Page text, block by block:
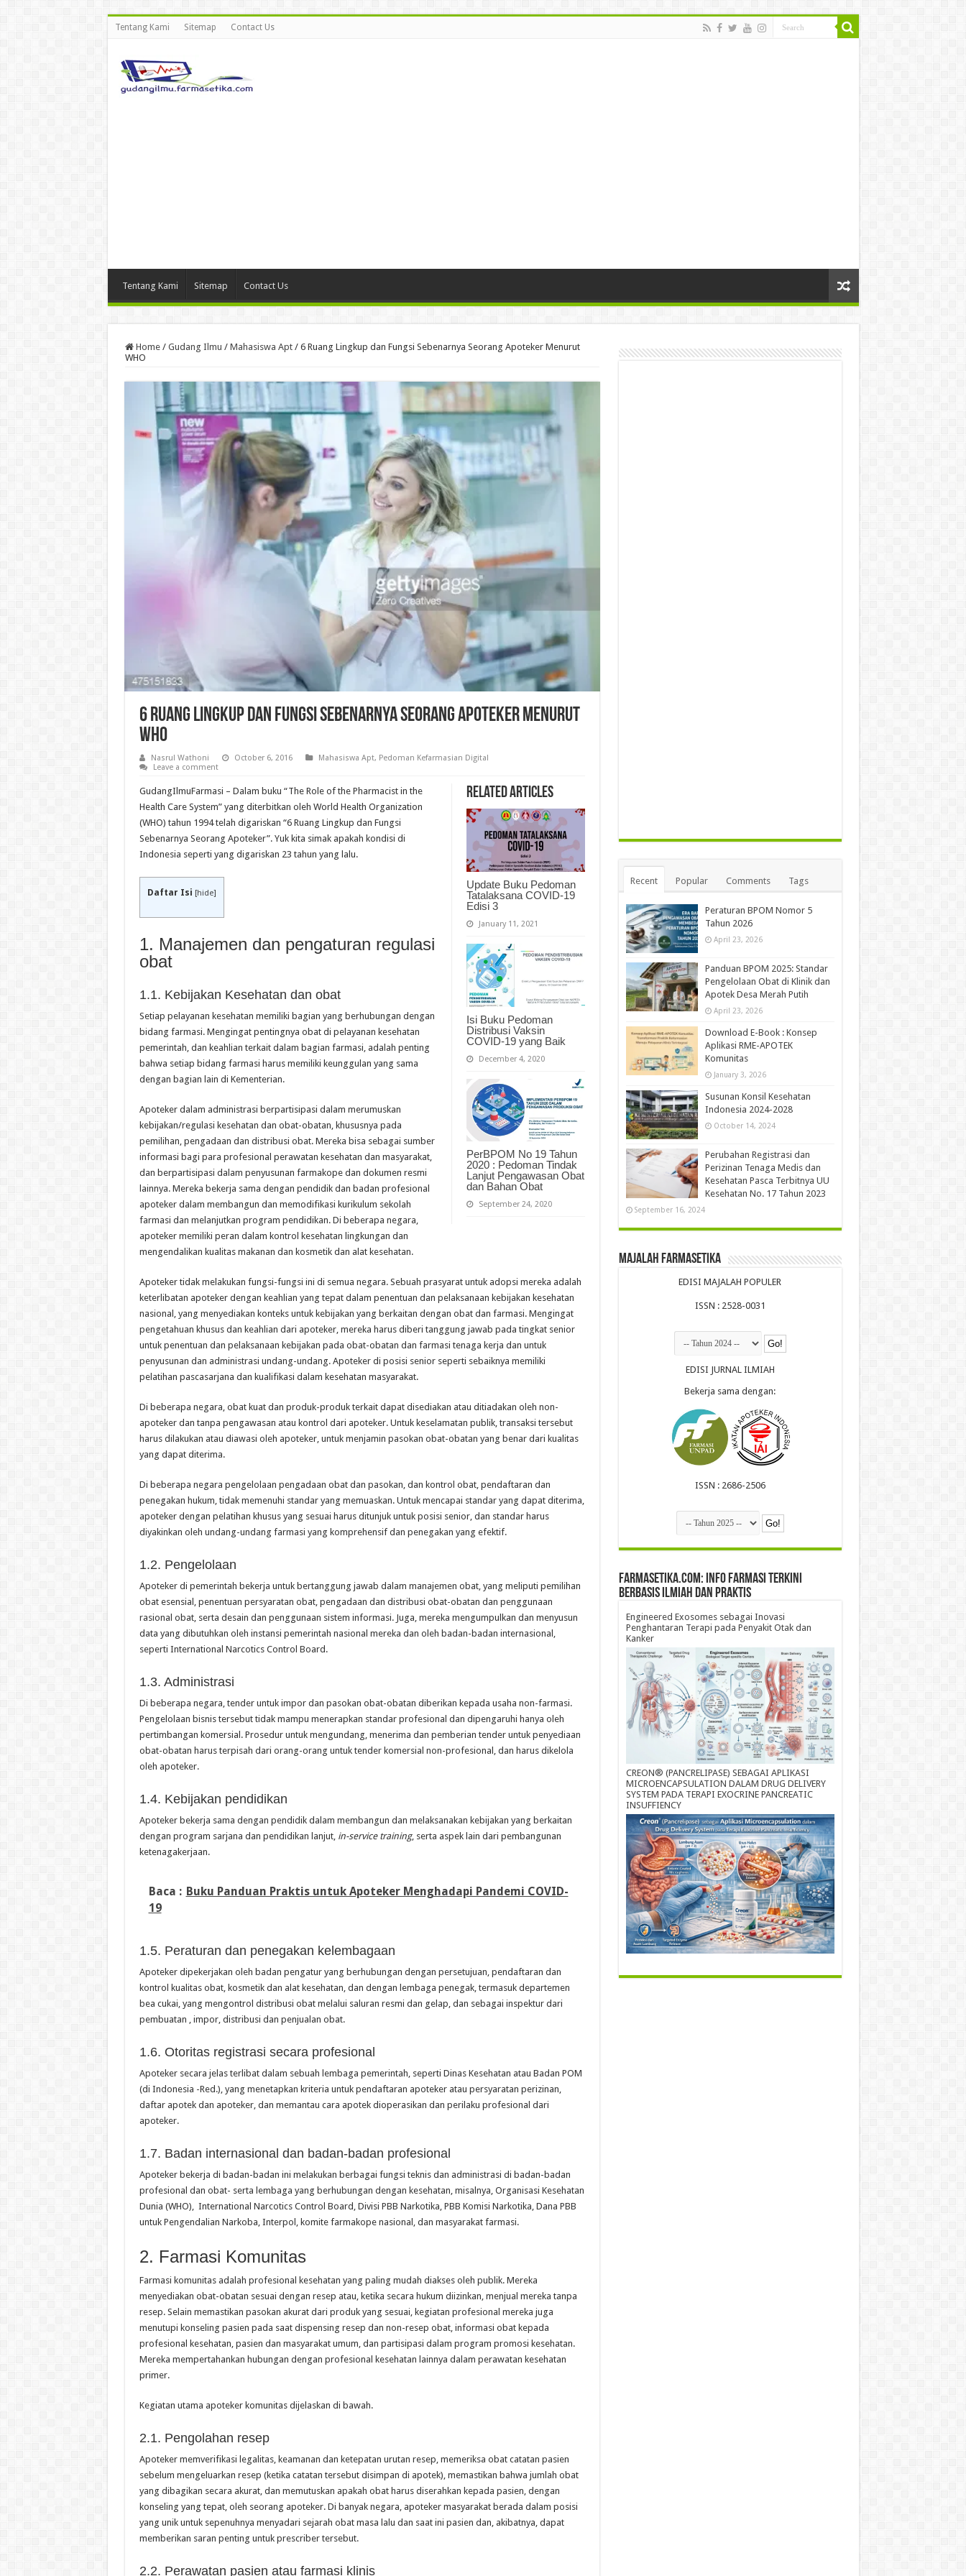
Tentang Kami Sitemap Contact Us
Tentang Kami Sitemap Contact Us
Home / Gudang Ilmu / Mahasiswa Apt / 6 Ruang Lingkup dan Fungsi Sebenarnya Seorang Apoteker Menurut
WHO
6 Ruang Lingkup dan Fungsi Sebenarnya Seorang Apoteker Menurut
WHO
Nasrul Wathoni October 6, 2016 Mahasiswa Apt, Pedoman Kefarmasian Digital
Leave a comment
Related Articles
Update Buku Pedoman
Tatalaksana COVID-19
Edisi 3
January 11, 2021
Isi Buku Pedoman
Distribusi Vaksin
COVID-19 yang Baik
December 4, 2020
PerBPOM No 19 Tahun
2020 : Pedoman Tindak
Lanjut Pengawasan Obat
dan Bahan Obat
September 24, 2020
GudangIlmuFarmasi – Dalam buku “The Role of the Pharmacist in the
Health Care System” yang diterbitkan oleh World Health Organization
(WHO) tahun 1994 telah digariskan “6 Ruang Lingkup dan Fungsi
Sebenarnya Seorang Apoteker”. Yuk kita simak apakah kondisi di
Indonesia seperti yang digariskan 23 tahun yang lalu.
Daftar Isi [hide]
1. Manajemen dan pengaturan regulasi
obat
1.1. Kebijakan Kesehatan dan obat
Setiap pelayanan kesehatan memiliki bagian yang berhubungan dengan
bidang farmasi. Mengingat pentingnya obat di pelayanan kesehatan
pemerintah, dan keahlian terkait dalam bagian farmasi, adalah penting
bahwa setiap bidang farmasi harus memiliki keunggulan yang sama
dengan bagian lain di Kementerian.
Apoteker dalam administrasi berpartisipasi dalam merumuskan
kebijakan/regulasi kesehatan dan obat-obatan, khususnya pada
pemilihan, pengadaan dan distribusi obat. Mereka bisa sebagai sumber
informasi bagi para profesional perawatan kesehatan dan masyarakat,
dan berpartisipasi dalam penyusunan farmakope dan dokumen resmi
lainnya. Mereka bekerja sama dengan pendidik dan badan profesional
apoteker dalam membangun dan memodifikasi kurikulum sekolah
farmasi dan melanjutkan program pendidikan. Di beberapa negara,
apoteker memiliki peran dalam kontrol kesehatan lingkungan dan
mengendalikan kualitas makanan dan kosmetik dan alat kesehatan.
Apoteker tidak melakukan fungsi-fungsi ini di semua negara. Sebuah prasyarat untuk adopsi mereka adalah
keterlibatan apoteker dengan keahlian yang tepat dalam penentuan dan pelaksanaan kebijakan kesehatan
nasional, yang menyediakan konteks untuk kebijakan yang berkaitan dengan obat dan farmasi. Mengingat
pengetahuan khusus dan keahlian dari apoteker, mereka harus diberi tanggung jawab pada tingkat senior
untuk penentuan dan pelaksanaan kebijakan pada obat-obatan dan farmasi tenaga kerja dan untuk
penyusunan dan administrasi undang-undang. Apoteker di posisi senior seperti sebaiknya memiliki
pelatihan pascasarjana dan kualifikasi dalam kesehatan masyarakat.
Di beberapa negara, obat kuat dan produk-produk terkait dapat disediakan atau ditiadakan oleh non-
apoteker dan tanpa pengawasan atau kontrol dari apoteker. Untuk keselamatan publik, transaksi tersebut
harus dilakukan atau diawasi oleh apoteker, untuk menjamin pasokan obat-obatan yang benar dari kualitas
yang dapat diterima.
Di beberapa negara pengelolaan pengadaan obat dan pasokan, dan kontrol obat, pendaftaran dan
penegakan hukum, tidak memenuhi standar yang memuaskan. Untuk mencapai standar yang dapat diterima,
apoteker dengan pelatihan khusus yang sesuai harus ditunjuk untuk posisi senior, dan standar harus
diyakinkan oleh undang-undang farmasi yang komprehensif dan penegakan yang efektif.
1.2. Pengelolaan
Apoteker di pemerintah bekerja untuk bertanggung jawab dalam manajemen obat, yang meliputi pemilihan
obat esensial, penentuan persyaratan obat, pengadaan dan distribusi obat-obatan dan penggunaan
rasional obat, serta desain dan penggunaan sistem informasi. Juga, mereka mengumpulkan dan menyusun
data yang dibutuhkan oleh instansi pemerintah nasional mereka dan oleh badan-badan internasional,
seperti International Narcotics Control Board.
1.3. Administrasi
Di beberapa negara, tender untuk impor dan pasokan obat-obatan diberikan kepada usaha non-farmasi.
Pengelolaan bisnis tersebut tidak mampu menerapkan standar profesional dan dipengaruhi hanya oleh
pertimbangan komersial. Prosedur untuk mengundang, menerima dan pemberian tender untuk penyediaan
obat-obatan harus terpisah dari orang-orang untuk tender komersial non-profesional, dan harus dikelola
oleh apoteker.
1.4. Kebijakan pendidikan
Apoteker bekerja sama dengan pendidik dalam membangun dan melaksanakan kebijakan yang berkaitan
dengan program sarjana dan pendidikan lanjut, in-service training, serta aspek lain dari pembangunan
ketenagakerjaan.
Baca : Buku Panduan Praktis untuk Apoteker Menghadapi Pandemi COVID-
19
1.5. Peraturan dan penegakan kelembagaan
Apoteker dipekerjakan oleh badan pengatur yang berhubungan dengan persetujuan, pendaftaran dan
kontrol kualitas obat, kosmetik dan alat kesehatan, dan dengan lembaga penegak, termasuk departemen
bea cukai, yang mengontrol distribusi obat melalui saluran resmi dan gelap, dan sebagai inspektur dari
pembuatan , impor, distribusi dan penjualan obat.
1.6. Otoritas registrasi secara profesional
Apoteker secara jelas terlibat dalam sebuah lembaga pemerintah, seperti Dinas Kesehatan atau Badan POM
(di Indonesia -Red.), yang menetapkan kriteria untuk pendaftaran apoteker atau persyaratan perizinan,
daftar apotek dan apoteker, dan memantau cara apotek dioperasikan dan perilaku profesional dari
apoteker.
1.7. Badan internasional dan badan-badan profesional
Apoteker bekerja di badan-badan ini melakukan berbagai fungsi teknis dan administrasi di badan-badan
profesional dan obat- serta lembaga yang berhubungan dengan kesehatan, misalnya, Organisasi Kesehatan
Dunia (WHO), International Narcotics Control Board, Divisi PBB Narkotika, PBB Komisi Narkotika, Dana PBB
untuk Pengendalian Narkoba, Interpol, komite farmakope nasional, dan masyarakat farmasi.
2. Farmasi Komunitas
Farmasi komunitas adalah profesional kesehatan yang paling mudah diakses oleh publik. Mereka
menyediakan obat-obatan sesuai dengan resep atau, ketika secara hukum diizinkan, menjual mereka tanpa
resep. Selain memastikan pasokan akurat dari produk yang sesuai, kegiatan profesional mereka juga
menutupi konseling pasien pada saat dispensing resep dan non-resep obat, informasi obat kepada
profesional kesehatan, pasien dan masyarakat umum, dan partisipasi dalam program promosi kesehatan.
Mereka mempertahankan hubungan dengan profesional kesehatan lainnya dalam perawatan kesehatan
primer.
Kegiatan utama apoteker komunitas dijelaskan di bawah.
2.1. Pengolahan resep
Apoteker memverifikasi legalitas, keamanan dan ketepatan urutan resep, memeriksa obat catatan pasien
sebelum mengeluarkan resep (ketika catatan tersebut disimpan di apotek), memastikan bahwa jumlah obat
yang dibagikan secara akurat, dan memutuskan apakah obat harus diserahkan kepada pasien, dengan
konseling yang tepat, oleh seorang apoteker. Di banyak negara, apoteker masyarakat berada dalam posisi
yang unik untuk sepenuhnya menyadari sejarah obat masa lalu dan saat ini pasien dan, akibatnya, dapat
memberikan saran penting untuk prescriber tersebut.
2.2. Perawatan pasien atau farmasi klinis
Recent Popular Comments Tags
Peraturan BPOM Nomor 5
Tahun 2026
April 23, 2026
Panduan BPOM 2025: Standar
Pengelolaan Obat di Klinik dan
Apotek Desa Merah Putih
April 23, 2026
Download E-Book : Konsep
Aplikasi RME-APOTEK
Komunitas
January 3, 2026
Susunan Konsil Kesehatan
Indonesia 2024-2028
October 14, 2024
Perubahan Registrasi dan
Perizinan Tenaga Medis dan
Kesehatan Pasca Terbitnya UU
Kesehatan No. 17 Tahun 2023
September 16, 2024
Majalah Farmasetika
EDISI MAJALAH POPULER
ISSN : 2528-0031
EDISI JURNAL ILMIAH
Bekerja sama dengan:
ISSN : 2686-2506
farmasetika.com: Info Farmasi Terkini
Berbasis Ilmiah dan Praktis
Engineered Exosomes sebagai Inovasi
Penghantaran Terapi pada Penyakit Otak dan
Kanker
CREON® (PANCRELIPASE) SEBAGAI APLIKASI
MICROENCAPSULATION DALAM DRUG DELIVERY
SYSTEM PADA TERAPI EXOCRINE PANCREATIC
INSUFFIENCY